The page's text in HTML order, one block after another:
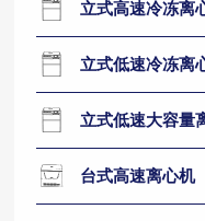
立式高速冷冻离
立式低速冷冻离
立式低速大容量
台式高速离心机